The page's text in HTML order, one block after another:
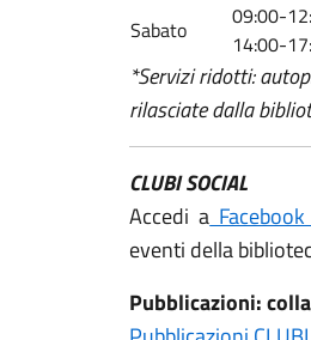
Sabato
09:00-
14:00-
*Servizi ridotti:
rilasciate dalla
CLUBI SOCIAL
Accedi a Facebook
eventi della
Pubblicazioni: